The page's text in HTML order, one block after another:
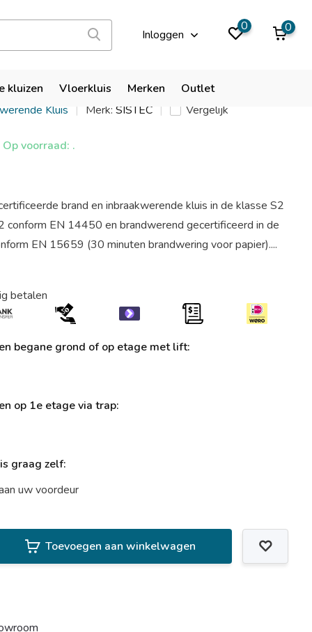
Inloggen
0 0
kluizen Vloerkluis Merken Outlet
9,9
1007 EL
Kluis Merk:SISTEC Vergelijk
Op voorraad: .
brand en inbraakwerende kluis in de klasse S2
conform EN 14450 en brandwerend gecertificeerd in de
EN 15659 (30 minuten brandwering voor papier)....
betalen
begane grond of op etage met lift:
op 1e etage via trap:
graag zelf:
uw voordeur
Toevoegen aan winkelwagen